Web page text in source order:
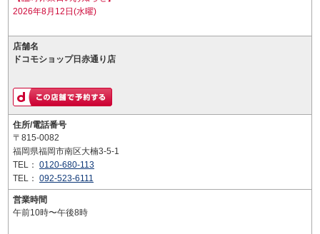
2026年8月12日(水曜)
店舗名
ドコモショップ日赤通り店
住所/電話番号
〒815-0082
福岡県福岡市南区大楠3-5-1
TEL： 0120-680-113
TEL： 092-523-6111
営業時間
午前10時〜午後8時